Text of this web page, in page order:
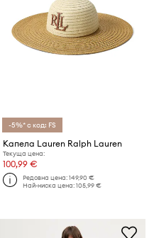
-5%* с код: FS
Капела Lauren Ralph Lauren
Текуща цена:
100,99 €
Редовна цена:149,90 €
Най-ниска цена:105,99 €